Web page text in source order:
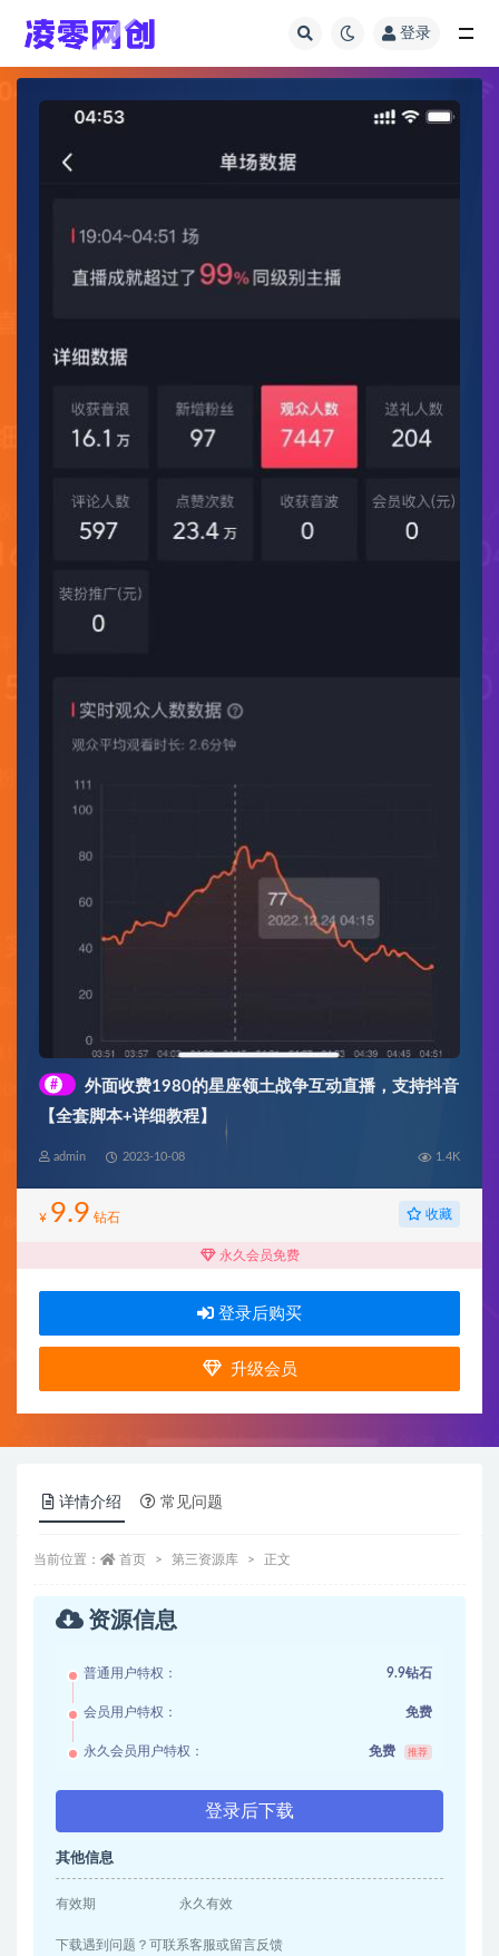
登录
#
外面收费1980的星座领土战争互动直播，支持抖音
【全套脚本+详细教程】
admin 2023-10-08 1.4K
¥ 9.9 钻石 收藏
永久会员免费
登录后购买
升级会员
详情介绍 常见问题
当前位置： 首页 第三资源库 正文
资源信息
普通用户特权： 9.9钻石
会员用户特权： 免费
永久会员用户特权： 免费 推荐
登录后下载
其他信息
有效期 永久有效
下载遇到问题？可联系客服或留言反馈